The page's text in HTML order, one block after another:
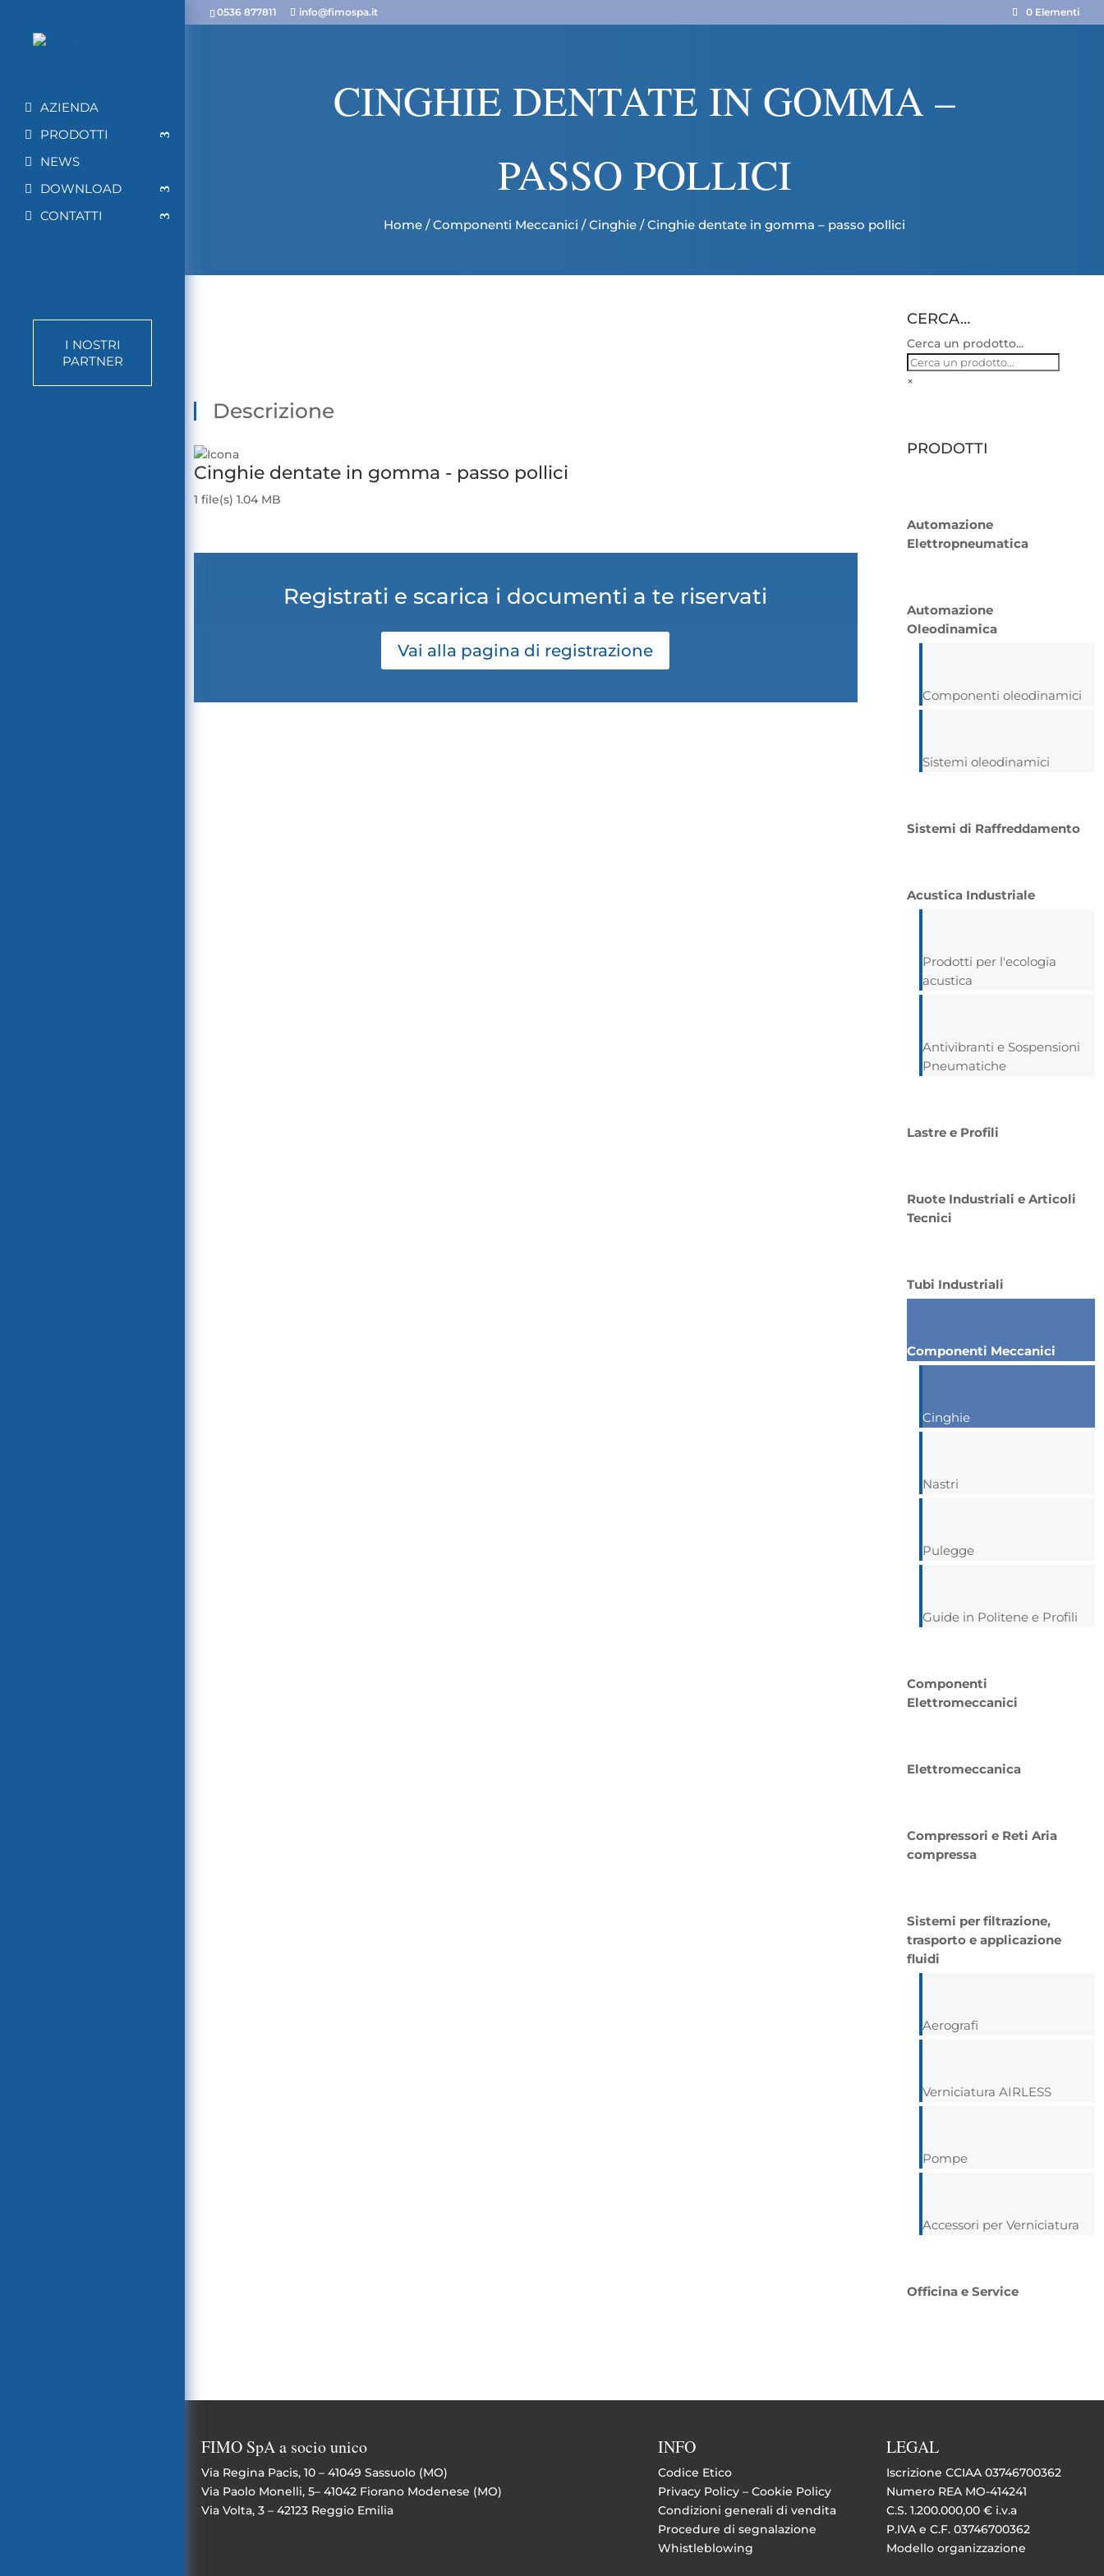
0536 877811 info@fimospa.it 0 Elementi
AZIENDA
PRODOTTI
NEWS
DOWNLOAD
CONTATTI
I NOSTRI
PARTNER
CINGHIE DENTATE IN GOMMA –
PASSO POLLICI
Home /Componenti Meccanici /Cinghie / Cinghie dentate in gomma – passo pollici
Descrizione
Cinghie dentate in gomma - passo pollici
1 file(s)1.04 MB
Registrati e scarica i documenti a te riservati
Vai alla pagina di registrazione
CERCA…
Cerca un prodotto...
×
PRODOTTI
Automazione
Elettropneumatica
Automazione
Oleodinamica
Componenti oleodinamici
Sistemi oleodinamici
Sistemi di Raffreddamento
Acustica Industriale
Prodotti per l'ecologia
acustica
Antivibranti e Sospensioni
Pneumatiche
Lastre e Profili
Ruote Industriali e Articoli
Tecnici
Tubi Industriali
Componenti Meccanici
Cinghie
Nastri
Pulegge
Guide in Politene e Profili
Componenti
Elettromeccanici
Elettromeccanica
Compressori e Reti Aria
compressa
Sistemi per filtrazione,
trasporto e applicazione
fluidi
Aerografi
Verniciatura AIRLESS
Pompe
Accessori per Verniciatura
Officina e Service
FIMO SpA a socio unico
Via Regina Pacis, 10 – 41049 Sassuolo (MO)
Via Paolo Monelli, 5– 41042 Fiorano Modenese (MO)
Via Volta, 3 – 42123 Reggio Emilia
INFO
Codice Etico
Privacy Policy – Cookie Policy
Condizioni generali di vendita
Procedure di segnalazione
Whistleblowing
LEGAL
Iscrizione CCIAA 03746700362
Numero REA MO-414241
C.S. 1.200.000,00 € i.v.a
P.IVA e C.F. 03746700362
Modello organizzazione